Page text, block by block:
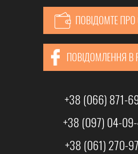
ПОВІДОМТЕ
ПОВІДОМЛЕННЯ В
+38 (066) 871-
+38 (097) 04-
+38 (061) 270-